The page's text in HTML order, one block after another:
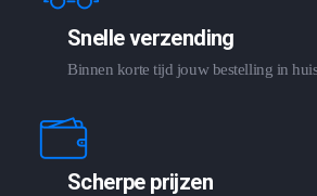
Snelle verzending
Binnen korte tijd jouw bestelling in huis
Scherpe prijzen